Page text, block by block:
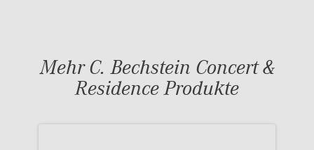
Mehr C. Bechstein Concert &
Residence Produkte